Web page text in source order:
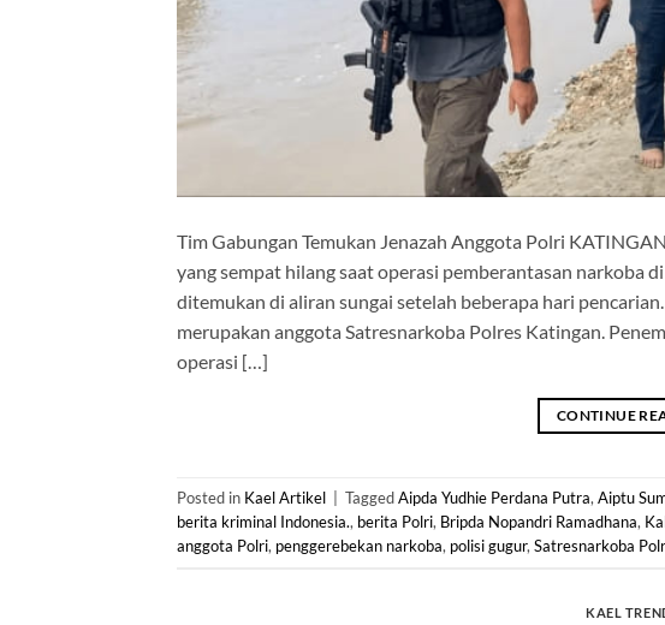
Tim Gabungan Temukan Jenazah Anggota Polri
yang sempat hilang saat operasi pemberantasan narkoba
ditemukan di aliran sungai setelah beberapa hari
merupakan anggota Satresnarkoba Polres Katingan.
operasi […]
CONTINUE
Posted in Kael Artikel TaggedAipda Yudhie Perdana Putra,Aiptu
berita kriminal Indonesia., berita Polri, Bripda Nopandri Ramadhana,
anggota Polri, penggerebekan narkoba, polisi gugur,Satresnarkoba
KAEL